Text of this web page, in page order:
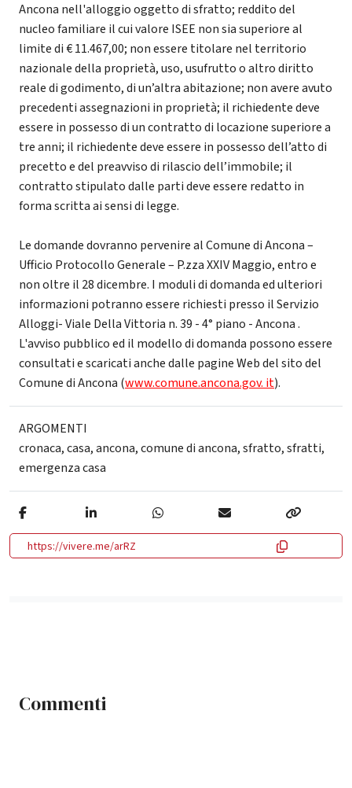
Ancona nell'alloggio oggetto di sfratto; reddito del
nucleo familiare il cui valore ISEE non sia superiore al
limite di € 11.467,00; non essere titolare nel territorio
nazionale della proprietà, uso, usufrutto o altro diritto
reale di godimento, di un’altra abitazione; non avere avuto
precedenti assegnazioni in proprietà; il richiedente deve
essere in possesso di un contratto di locazione superiore a
tre anni; il richiedente deve essere in possesso dell’atto di
precetto e del preavviso di rilascio dell’immobile; il
contratto stipulato dalle parti deve essere redatto in
forma scritta ai sensi di legge.
Le domande dovranno pervenire al Comune di Ancona –
Ufficio Protocollo Generale – P.zza XXIV Maggio, entro e
non oltre il 28 dicembre. I moduli di domanda ed ulteriori
informazioni potranno essere richiesti presso il Servizio
Alloggi- Viale Della Vittoria n. 39 - 4° piano - Ancona .
L'avviso pubblico ed il modello di domanda possono essere
consultati e scaricati anche dalle pagine Web del sito del
Comune di Ancona (www.comune.ancona.gov. it).
ARGOMENTI
cronaca,casa,ancona,comune di ancona,sfratto,sfratti,
emergenza casa
https://vivere.me/arRZ
Commenti